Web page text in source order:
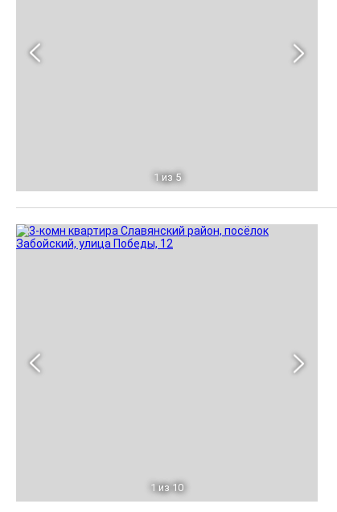
1 из 5
1 из 10